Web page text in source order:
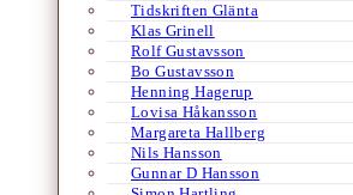
Tidskriften Glänta
Klas Grinell
Rolf Gustavsson
Bo Gustavsson
Henning Hagerup
Lovisa Håkansson
Margareta Hallberg
Nils Hansson
Gunnar D Hansson